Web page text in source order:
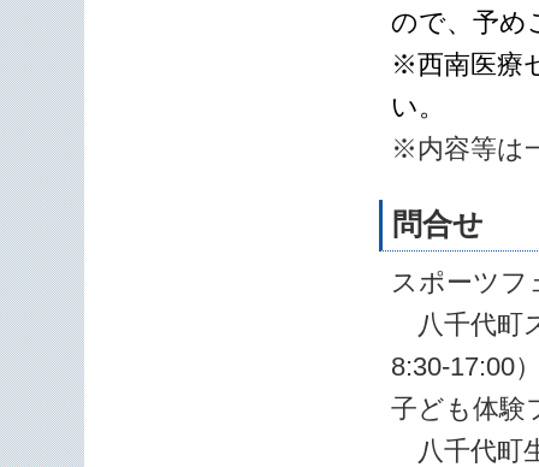
ので、予め
※西南医療
い。
※内容等は
問合せ
スポーツフ
八千代町
8:30-17:00
子ども体験
八千代町